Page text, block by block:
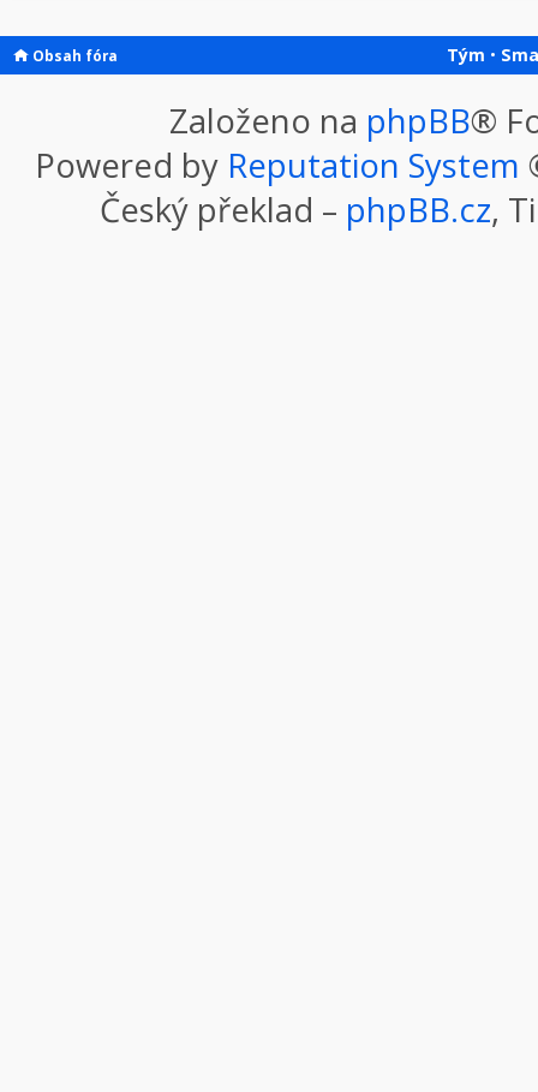
Obsah fóra Tým •
Založeno na phpBB®
Powered by Reputation System
Český překlad – phpBB.cz,